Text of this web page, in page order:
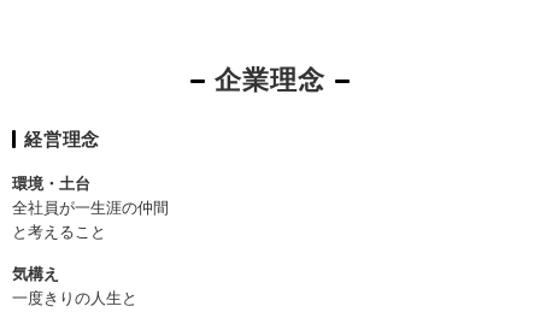
企業理念
経営理念
環境・土台
全社員が一生涯の仲間
と考えること
気構え
一度きりの人生と